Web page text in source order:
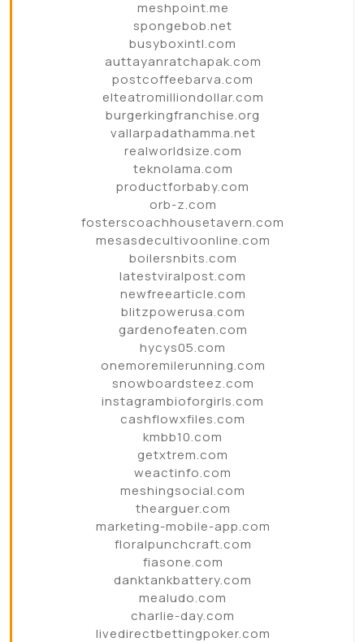
meshpoint.me
spongebob.net
busyboxintl.com
auttayanratchapak.com
postcoffeebarva.com
elteatromilliondollar.com
burgerkingfranchise.org
vallarpadathamma.net
realworldsize.com
teknolama.com
productforbaby.com
orb-z.com
fosterscoachhousetavern.com
mesasdecultivoonline.com
boilersnbits.com
latestviralpost.com
newfreearticle.com
blitzpowerusa.com
gardenofeaten.com
hycys05.com
onemoremilerunning.com
snowboardsteez.com
instagrambioforgirls.com
cashflowxfiles.com
kmbb10.com
getxtrem.com
weactinfo.com
meshingsocial.com
thearguer.com
marketing-mobile-app.com
floralpunchcraft.com
fiasone.com
danktankbattery.com
mealudo.com
charlie-day.com
livedirectbettingpoker.com